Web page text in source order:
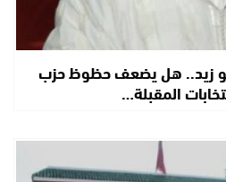
أبو زيد.. هل يضعف حظوظ حزب
المقبلة…